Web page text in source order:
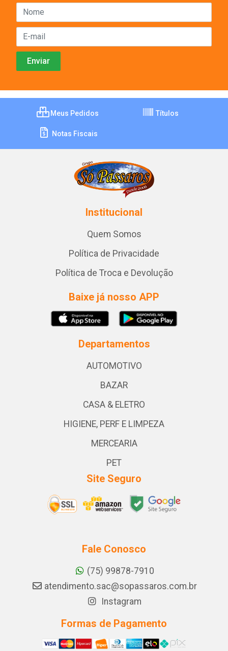
Meus Pedidos Títulos
Notas Fiscais
Institucional
Quem Somos
Política de Privacidade
Política de Troca e Devolução
Baixe já nosso APP
Departamentos
AUTOMOTIVO
BAZAR
CASA & ELETRO
HIGIENE, PERF E LIMPEZA
MERCEARIA
PET
Site Seguro
Fale Conosco
(75) 99878-7910
atendimento.sac@sopassaros.com.br
Instagram
Formas de Pagamento